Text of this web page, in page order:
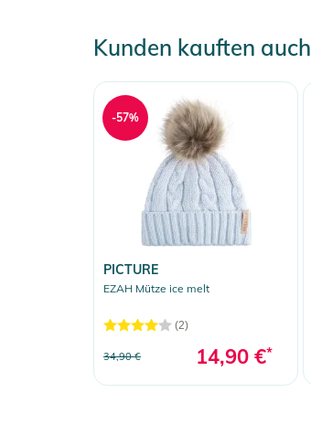
Kunden kauften auch
PICTURE
EZAH Mütze ice melt
(2)
34,90 € 14,90 €*
-57%